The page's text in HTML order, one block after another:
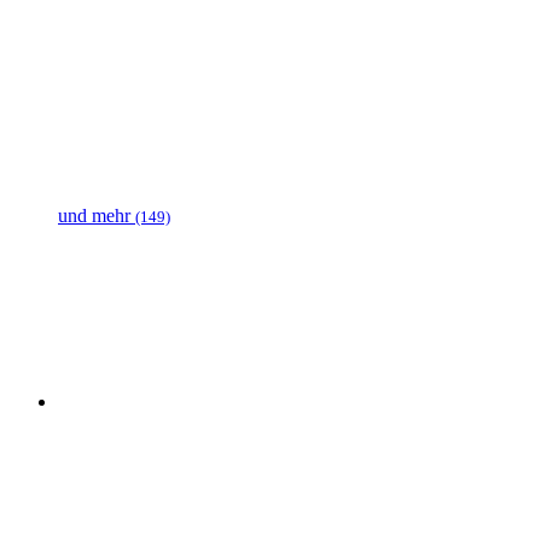
und mehr (149)